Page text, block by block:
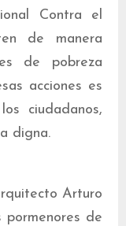
Contra el
de manera
de pobreza
acciones es
ciudadanos,
digna.
Arturo
de